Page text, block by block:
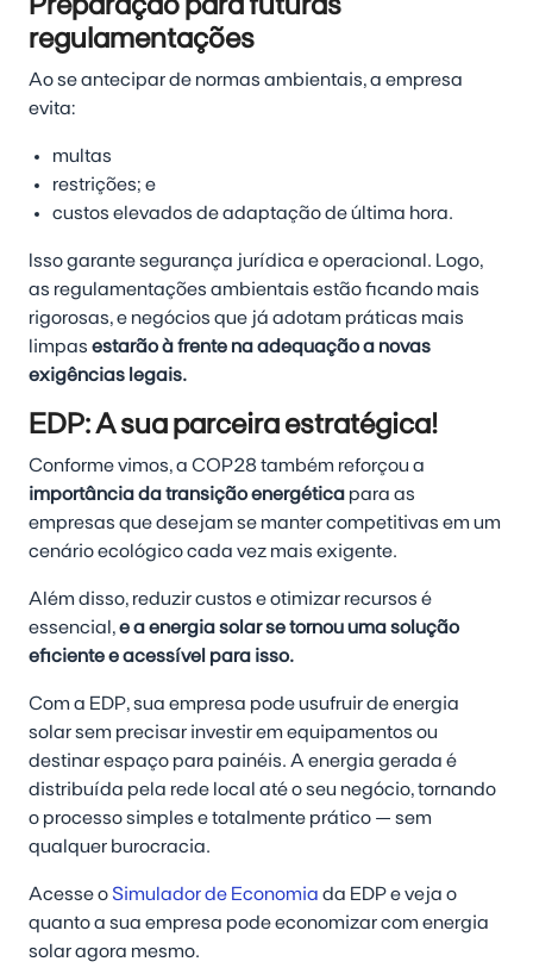
Preparação para futuras
regulamentações
Ao se antecipar de normas ambientais, a empresa
evita:
multas
restrições; e
custos elevados de adaptação de última hora.
Isso garante segurança jurídica e operacional. Logo,
as regulamentações ambientais estão ficando mais
rigorosas, e negócios que já adotam práticas mais
limpas estarão à frente na adequação a novas
exigências legais.
EDP: A sua parceira estratégica!
Conforme vimos, a COP28 também reforçou a
importância da transição energética para as
empresas que desejam se manter competitivas em um
cenário ecológico cada vez mais exigente.
Além disso, reduzir custos e otimizar recursos é
essencial,e a energia solar se tornou uma solução
eficiente e acessível para isso.
Com a EDP, sua empresa pode usufruir de energia
solar sem precisar investir em equipamentos ou
destinar espaço para painéis. A energia gerada é
distribuída pela rede local até o seu negócio, tornando
o processo simples e totalmente prático — sem
qualquer burocracia.
Acesse o Simulador de Economia da EDP e veja o
quanto a sua empresa pode economizar com energia
solar agora mesmo.